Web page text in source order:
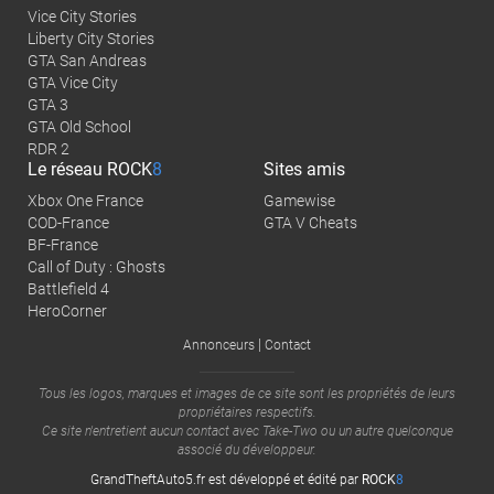
Vice City Stories
Liberty City Stories
GTA San Andreas
GTA Vice City
GTA 3
GTA Old School
RDR 2
Le réseau ROCK8
Xbox One France
COD-France
BF-France
Call of Duty : Ghosts
Battlefield 4
HeroCorner
Sites amis
Gamewise
GTA V Cheats
Annonceurs | Contact
Tous les logos, marques et images de ce site sont les propriétés de leurs
propriétaires respectifs.
Ce site n'entretient aucun contact avec Take-Two ou un autre quelconque
associé du développeur.
GrandTheftAuto5.fr est développé et édité par ROCK8